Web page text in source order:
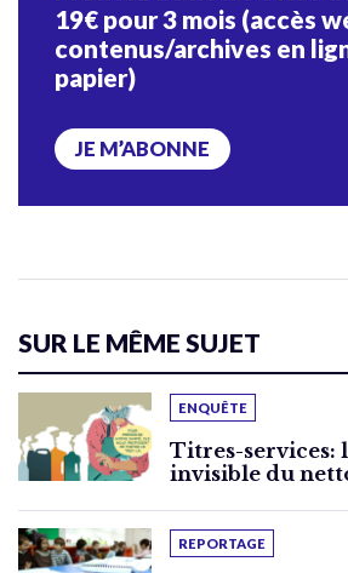
19€ pour 3 mois (accès
contenus/archives en
papier)
JE M’ABONNE
SUR LE MÊME SUJET
ENQUÊTE
Titres-services:
invisible du
REPORTAGE